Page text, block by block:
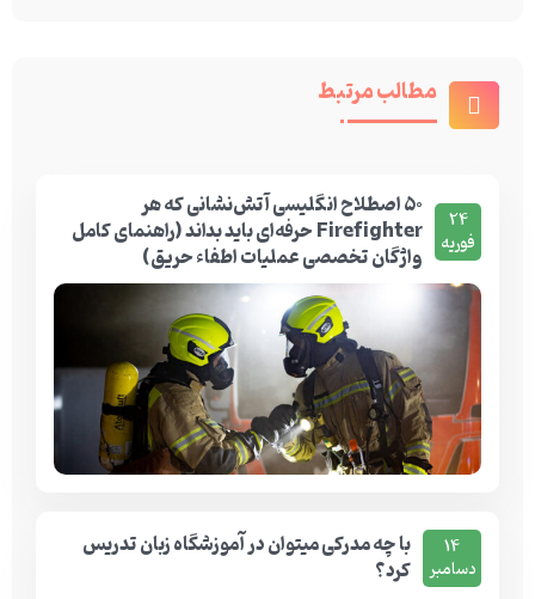
مطالب مرتبط
24
فوریه
۵۰ اصطلاح انگلیسی آتش‌نشانی که هر
Firefighter حرفه‌ای باید بداند (راهنمای کامل
واژگان تخصصی عملیات اطفاء حریق)
14
دسامبر
با چه مدرکی میتوان در آموزشگاه زبان تدریس
کرد؟